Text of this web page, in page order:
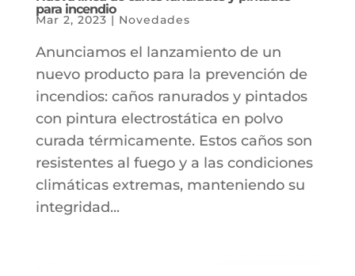
para incendio
Mar 2, 2023 | Novedades
Anunciamos el lanzamiento de un
nuevo producto para la prevención de
incendios: caños ranurados y pintados
con pintura electrostática en polvo
curada térmicamente. Estos caños son
resistentes al fuego y a las condiciones
climáticas extremas, manteniendo su
integridad...